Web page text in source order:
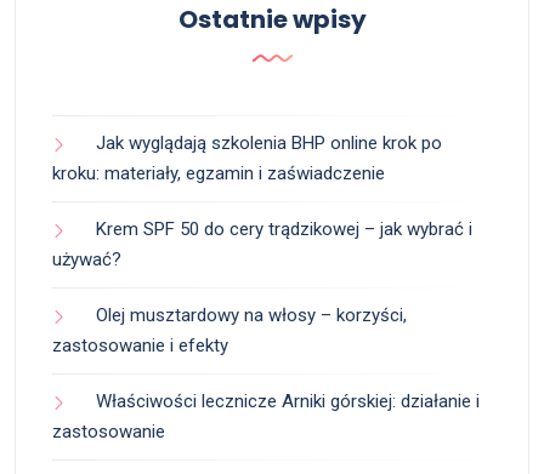
Ostatnie wpisy
Jak wyglądają szkolenia BHP online krok po
kroku: materiały, egzamin i zaświadczenie
Krem SPF 50 do cery trądzikowej – jak wybrać i
używać?
Olej musztardowy na włosy – korzyści,
zastosowanie i efekty
Właściwości lecznicze Arniki górskiej: działanie i
zastosowanie